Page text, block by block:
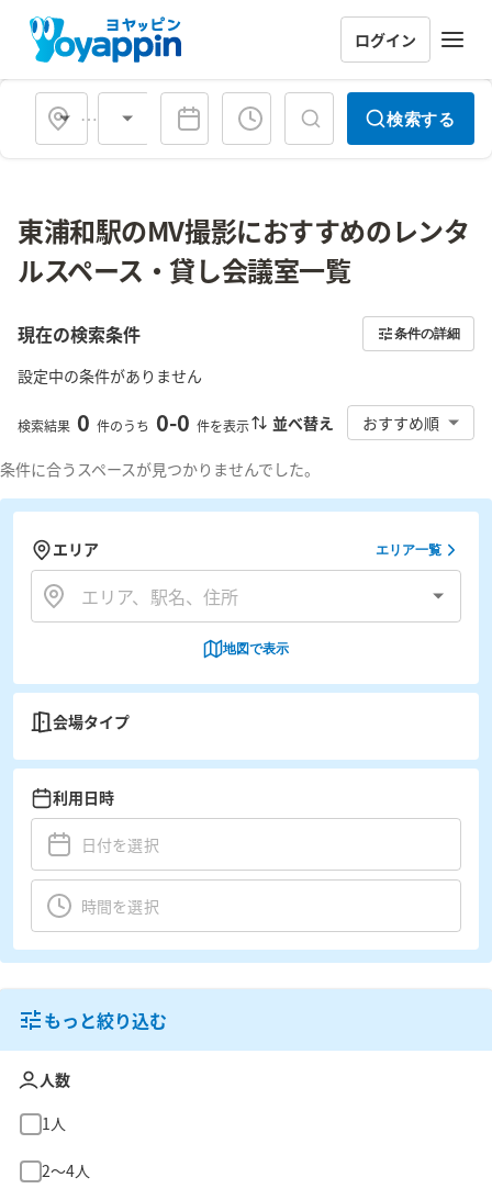
ログイン
会場タイプ 検索する
東浦和駅のMV撮影におすすめのレンタ
ルスペース・貸し会議室一覧
現在の検索条件 条件の詳細
設定中の条件がありません
検索結果 0 件のうち 0-0 件を表示 並べ替え おすすめ順
条件に合うスペースが見つかりませんでした。
エリア エリア一覧
地図で表示
会場タイプ
利用日時
もっと絞り込む
人数
1人
2〜4人